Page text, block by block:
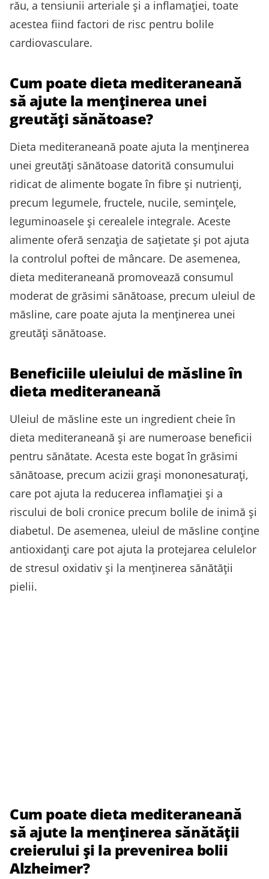
rău, a tensiunii arteriale și a inflamației, toate
acestea fiind factori de risc pentru bolile
cardiovasculare.
Cum poate dieta mediteraneană
să ajute la menținerea unei
greutăți sănătoase?
Dieta mediteraneană poate ajuta la menținerea
unei greutăți sănătoase datorită consumului
ridicat de alimente bogate în fibre și nutrienți,
precum legumele, fructele, nucile, semințele,
leguminoasele și cerealele integrale. Aceste
alimente oferă senzația de sațietate și pot ajuta
la controlul poftei de mâncare. De asemenea,
dieta mediteraneană promovează consumul
moderat de grăsimi sănătoase, precum uleiul de
măsline, care poate ajuta la menținerea unei
greutăți sănătoase.
Beneficiile uleiului de măsline în
dieta mediteraneană
Uleiul de măsline este un ingredient cheie în
dieta mediteraneană și are numeroase beneficii
pentru sănătate. Acesta este bogat în grăsimi
sănătoase, precum acizii grași mononesaturați,
care pot ajuta la reducerea inflamației și a
riscului de boli cronice precum bolile de inimă și
diabetul. De asemenea, uleiul de măsline conține
antioxidanți care pot ajuta la protejarea celulelor
de stresul oxidativ și la menținerea sănătății
pielii.
Cum poate dieta mediteraneană
să ajute la menținerea sănătății
creierului și la prevenirea bolii
Alzheimer?